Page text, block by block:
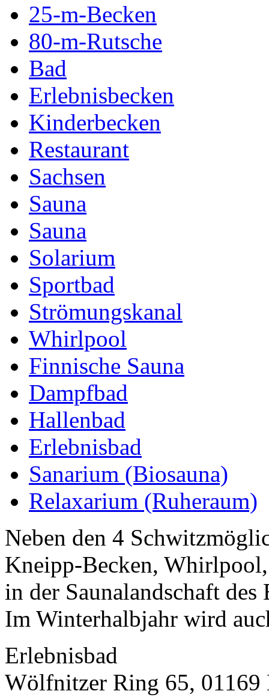
25-m-Becken
80-m-Rutsche
Bad
Erlebnisbecken
Kinderbecken
Restaurant
Sachsen
Sauna
Sauna
Solarium
Sportbad
Strömungskanal
Whirlpool
Finnische Sauna
Dampfbad
Hallenbad
Erlebnisbad
Sanarium (Biosauna)
Relaxarium (Ruheraum)
Neben den 4
Kneipp-Becken, Whirlpool,
in der Saunalandschaft
Im Winterhalbjahr wird
Erlebnisbad
Wölfnitzer Ring 65, 01169